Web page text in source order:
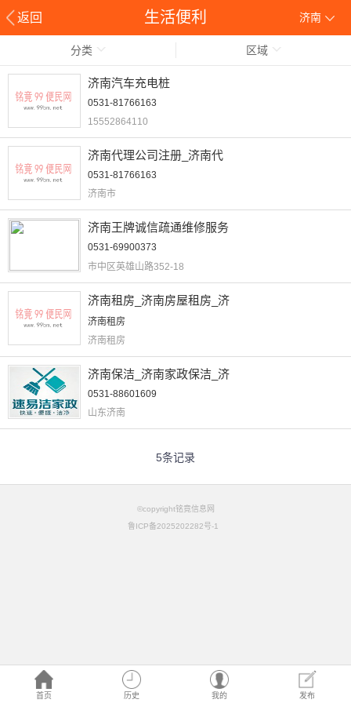
返回 济南
生活便利
首页 历史 我的 发布
分类 区域
济南汽车充电桩
0531-81766163
15552864110
济南代理公司注册_济南代
0531-81766163
济南市
济南王牌诚信疏通维修服务
0531-69900373
市中区英雄山路352-18
济南租房_济南房屋租房_济
济南租房
济南租房
济南保洁_济南家政保洁_济
0531-88601609
山东济南
5条记录
©copyright铭竟信息网
鲁ICP备2025202282号-1